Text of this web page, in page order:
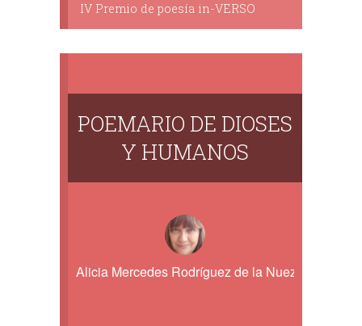
IV Premio de poesía in-VERSO
POEMARIO DE DIOSES
Y HUMANOS
Alicia Mercedes Rodríguez de la Nuez